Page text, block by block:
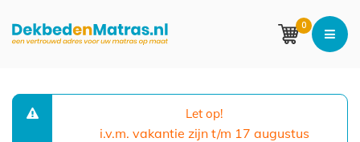
0
Let op!
i.v.m. vakantie zijn t/m 17 augustus